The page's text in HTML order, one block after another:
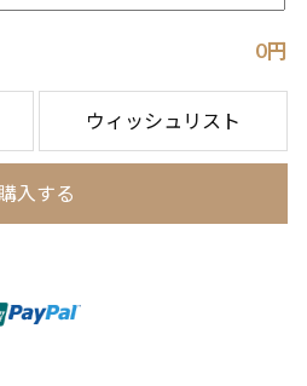
0円
ウィッシュリスト
購入する